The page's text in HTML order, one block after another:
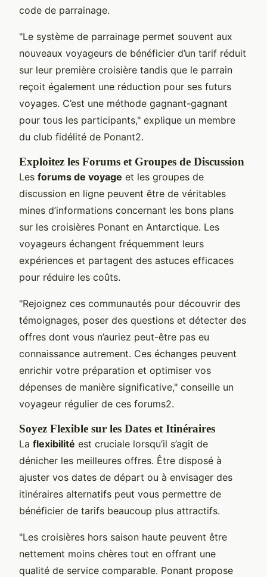
code de parrainage.
"Le système de parrainage permet souvent aux
nouveaux voyageurs de bénéficier d’un tarif réduit
sur leur première croisière tandis que le parrain
reçoit également une réduction pour ses futurs
voyages. C’est une méthode gagnant-gagnant
pour tous les participants," explique un membre
du club fidélité de Ponant2.
Exploitez les Forums et Groupes de Discussion
Les forums de voyage et les groupes de
discussion en ligne peuvent être de véritables
mines d’informations concernant les bons plans
sur les croisières Ponant en Antarctique. Les
voyageurs échangent fréquemment leurs
expériences et partagent des astuces efficaces
pour réduire les coûts.
"Rejoignez ces communautés pour découvrir des
témoignages, poser des questions et détecter des
offres dont vous n’auriez peut-être pas eu
connaissance autrement. Ces échanges peuvent
enrichir votre préparation et optimiser vos
dépenses de manière significative," conseille un
voyageur régulier de ces forums2.
Soyez Flexible sur les Dates et Itinéraires
La flexibilité est cruciale lorsqu’il s’agit de
dénicher les meilleures offres. Être disposé à
ajuster vos dates de départ ou à envisager des
itinéraires alternatifs peut vous permettre de
bénéficier de tarifs beaucoup plus attractifs.
"Les croisières hors saison haute peuvent être
nettement moins chères tout en offrant une
qualité de service comparable. Ponant propose